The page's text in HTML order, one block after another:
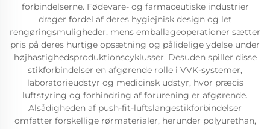
forbindelserne. Fødevare- og farmaceutiske industrier
drager fordel af deres hygiejnisk design og let
rengøringsmuligheder, mens emballageoperationer sætter
pris på deres hurtige opsætning og pålidelige ydelse under
højhastighedsproduktionscyklusser. Desuden spiller disse
stikforbindelser en afgørende rolle i VVK-systemer,
laboratorieudstyr og medicinsk udstyr, hvor præcis
luftstyring og forhindring af forurening er afgørende.
Alsådigheden af push-fit-luftslangestikforbindelser
omfatter forskellige rørmaterialer, herunder polyurethan,